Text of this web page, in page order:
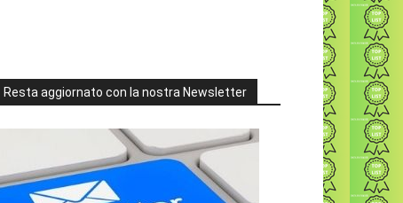
Resta aggiornato con la nostra Newsletter